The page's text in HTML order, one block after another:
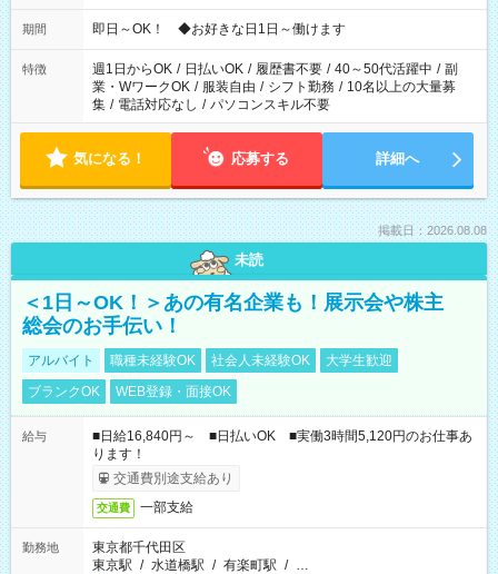
仕事により勤務時間が異なります
期間 即日～OK！ ◆お好きな日1日～働けます
特徴 週1日からOK / 日払いOK / 履歴書不要 / 40～50代活躍中 / 副
業・WワークOK / 服装自由 / シフト勤務 / 10名以上の大量募
集 / 電話対応なし / パソコンスキル不要
気になる！ 応募する 詳細へ
掲載日：2026.08.08
未読
＜1日～OK！＞あの有名企業も！展示会や株主
総会のお手伝い！
アルバイト 職種未経験OK 社会人未経験OK
大学生歓迎
ブランクOK
WEB登録・面接OK
給与
■日給16,840円～ ■日払いOK ■実働3時間5,120円のお仕事あ
ります！
交通費別途支給あり
交通費 一部支給
勤務地
東京都千代田区
東京駅 / 水道橋駅 / 有楽町駅 / …